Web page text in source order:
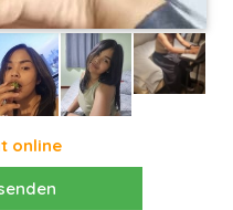
online